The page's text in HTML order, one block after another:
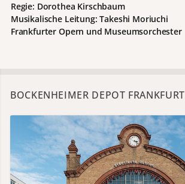
Regie: Dorothea Kirschbaum
Musikalische Leitung: Takeshi Moriuchi
Frankfurter Opern und Museumsorchester
BOCKENHEIMER DEPOT FRANKFURT